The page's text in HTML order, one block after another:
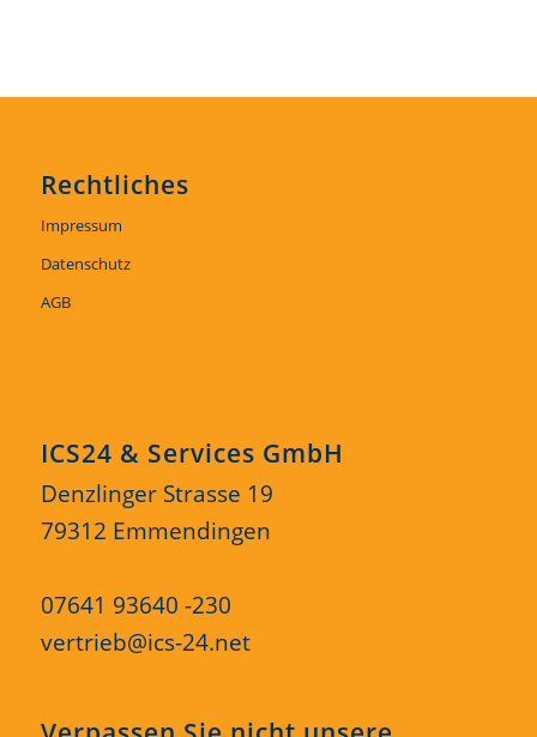
Rechtliches
Impressum
Datenschutz
AGB
ICS24 & Services GmbH
Denzlinger Strasse 19
79312 Emmendingen
07641 93640 -230
vertrieb@ics-24.net